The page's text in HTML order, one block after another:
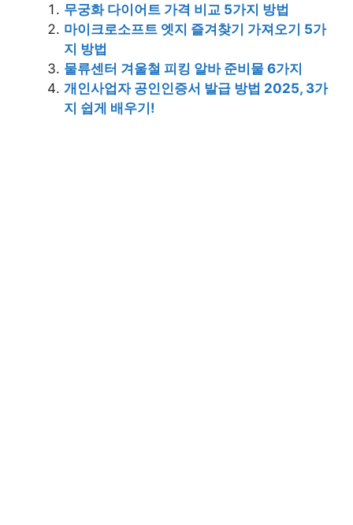
무궁화 다이어트 가격 비교 5가지 방법
마이크로소프트 엣지 즐겨찾기 가져오기 5가
지 방법
물류센터 겨울철 피킹 알바 준비물 6가지
개인사업자 공인인증서 발급 방법 2025, 3가
지 쉽게 배우기!